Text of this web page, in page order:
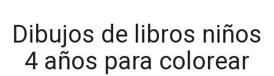
Dibujos de libros niños
4 años para colorear